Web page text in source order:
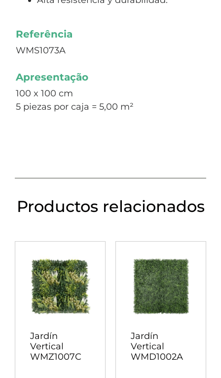
Referência
WMS1073A
Apresentação
100 x 100 cm
5 piezas por caja = 5,00 m²
Productos relacionados
Jardín
Vertical
WMZ1007C
Jardín
Vertical
WMD1002A